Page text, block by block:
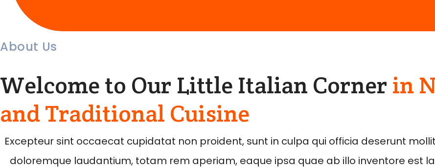
About Us
Welcome to Our Little Italian Corner in
and Traditional Cuisine
Excepteur sint occaecat cupidatat non proident, sunt in culpa qui officia deserunt
doloremque laudantium, totam rem aperiam, eaque ipsa quae ab illo inventore est